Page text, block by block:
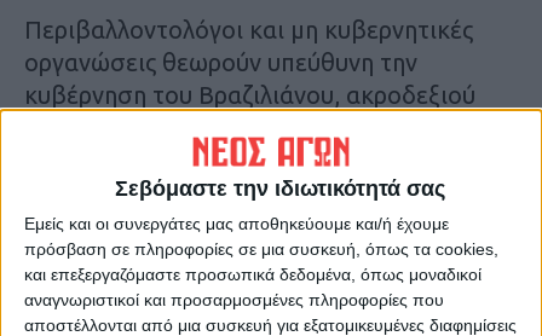
Σεβόμαστε την ιδιωτικότητά σας
Εμείς και οι συνεργάτες μας αποθηκεύουμε και/ή έχουμε
πρόσβαση σε πληροφορίες σε μια συσκευή, όπως τα cookies,
και επεξεργαζόμαστε προσωπικά δεδομένα, όπως μοναδικοί
αναγνωριστικοί και προσαρμοσμένες πληροφορίες που
αποστέλλονται από μια συσκευή για εξατομικευμένες διαφημίσεις
Περιβαλλοντολόγοι και μη κυβερνητικές
οργανώσεις θεωρούν υπεύθυνη την
κυβέρνηση του Βραζιλιάνου, ακροδεξιού
γεγονός αυτό, εξαιτίας της στάσης της υπέρ
των δραστηριοτήτων εξόρυξης σε
προστατευόμενες περιοχές, κάτι που
σύμφωνα με εκείνους ενθαρρύνει την
αποψίλωση των δασών.